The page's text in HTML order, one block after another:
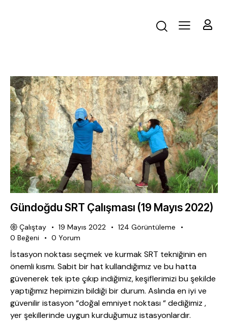
Gündoğdu SRT Çalışması (19 Mayıs 2022)
Çalıştay 19 Mayıs 2022 124 Görüntüleme
0 Beğeni 0 Yorum
İstasyon noktası seçmek ve kurmak SRT tekniğinin en
önemli kısmı. Sabit bir hat kullandığımız ve bu hatta
güvenerek tek ipte çıkıp indiğimiz, keşiflerimizi bu şekilde
yaptığımız hepimizin bildiği bir durum. Aslında en iyi ve
güvenilir istasyon “doğal emniyet noktası “ dediğimiz ,
yer şekillerinde uygun kurduğumuz istasyonlardır.